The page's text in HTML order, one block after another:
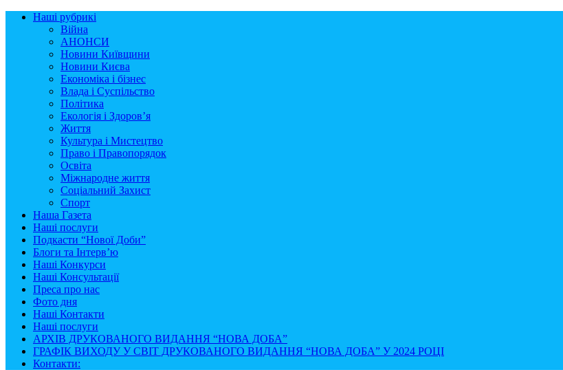
Наші рубрикі
Війна
АНОНСИ
Новини Київщини
Новини Києва
Економіка і бізнес
Влада і Суспільство
Політика
Екологія і Здоров’я
Життя
Культура і Мистецтво
Право і Правопорядок
Освіта
Міжнародне життя
Соціальний Захист
Спорт
Наша Газета
Наші послуги
Подкасти “Нової Доби”
Блоги та Інтерв’ю
Наші Конкурси
Наші Консультації
Преса про нас
Фото дня
Наші Контакти
Наші послуги
АРХІВ ДРУКОВАНОГО ВИДАННЯ “НОВА ДОБА”
ГРАФІК ВИХОДУ У СВІТ ДРУКОВАНОГО ВИДАННЯ “НОВА ДОБА” У 2024 РОЦІ
Контакти: